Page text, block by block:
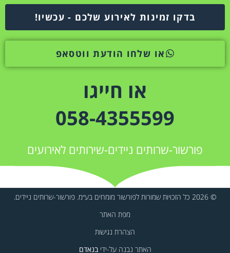
בדקו זמינות לאירוע שלכם - עכשיו!
או שלחו הודעת ווטסאפ
או חייגו
058-4355599
פורשור-שרותים ניידים-שירותים לאירועים
© 2026 כל הזכויות שמורות לפורשור מומחים בע״מ. פורשור-שרותים ניידים.
מפת האתר
הצהרת נגישות
האתר נבנה על-ידיבנאדם